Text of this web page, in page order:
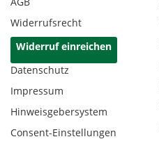
Widerrufsrecht
Widerruf einreichen
Datenschutz
Impressum
Hinweisgebersystem
Consent-Einstellungen